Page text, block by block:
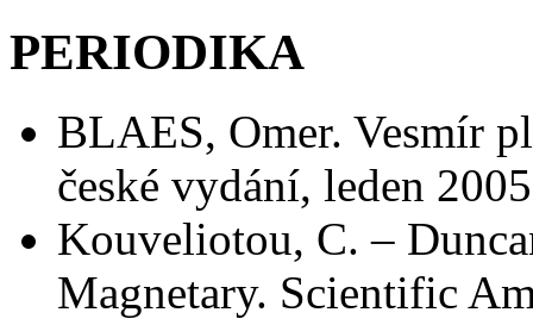
PERIODIKA
BLAES, Omer. Vesmír
české vydání, leden
Kouveliotou, C. –
Magnetary. Scientific